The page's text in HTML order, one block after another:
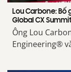
Lou Carbone: Bố
Global CX
Ông Lou
Engineering®